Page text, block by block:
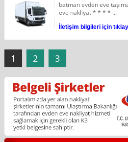
batman evden eve
eve nakliyat * * * * ...
İletişim bilgileri için
1 2 3